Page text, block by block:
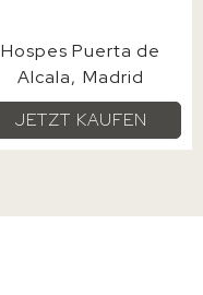
Hospes Puerta de
Alcala
Madrid
JETZT KAUFEN